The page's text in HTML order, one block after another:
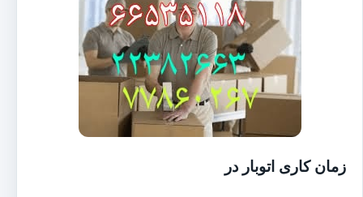
زمان کاری اتوبار در